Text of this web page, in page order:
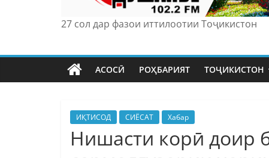
27 сол дар фазои иттилоотии Тоҷикистон
АСОСӢ РОҲБАРИЯТ ТОҶИКИСТОН
ИҚТИСОД СИЁСАТ Хабар
Нишасти корӣ доир